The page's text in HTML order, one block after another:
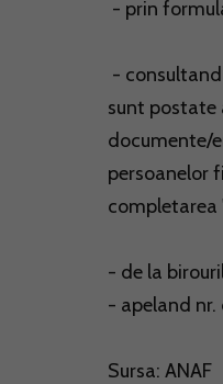
- prin
-
sunt postate
documente/
persoanelor
completarea
- de la
- apeland
Sursa: ANAF